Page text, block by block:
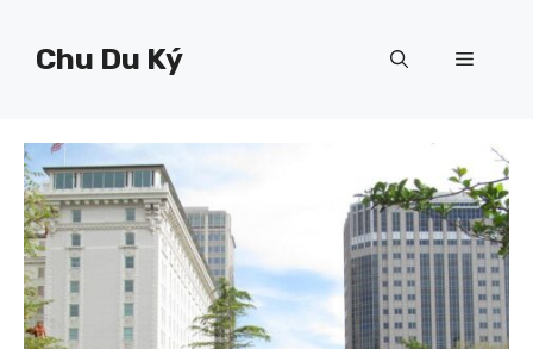
Chu Du Ký Menu